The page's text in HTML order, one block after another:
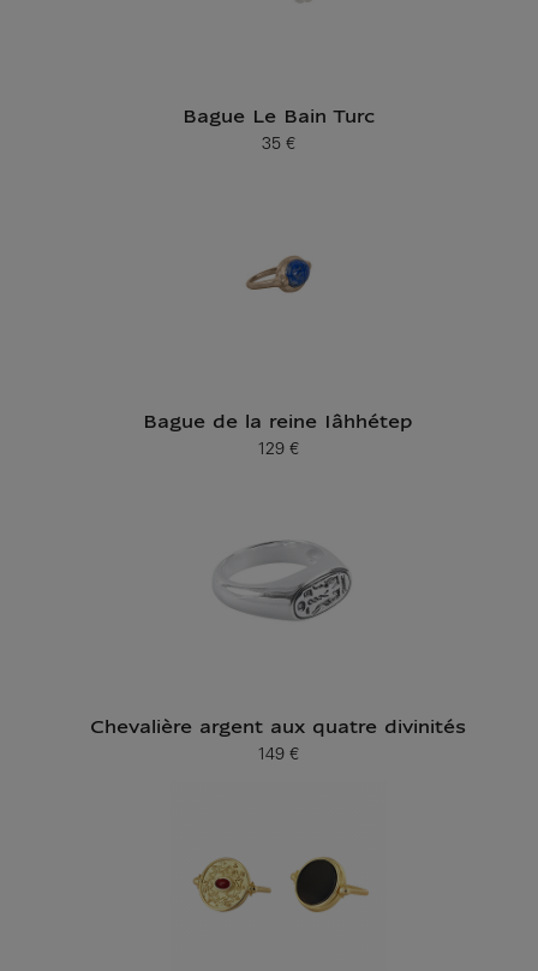
Bague Le Bain Turc
Prix ​​actuel
35 €
Bague de la reine Iâhhétep
Prix ​​actuel
129 €
Chevalière argent aux quatre divinités
Prix ​​actuel
149 €